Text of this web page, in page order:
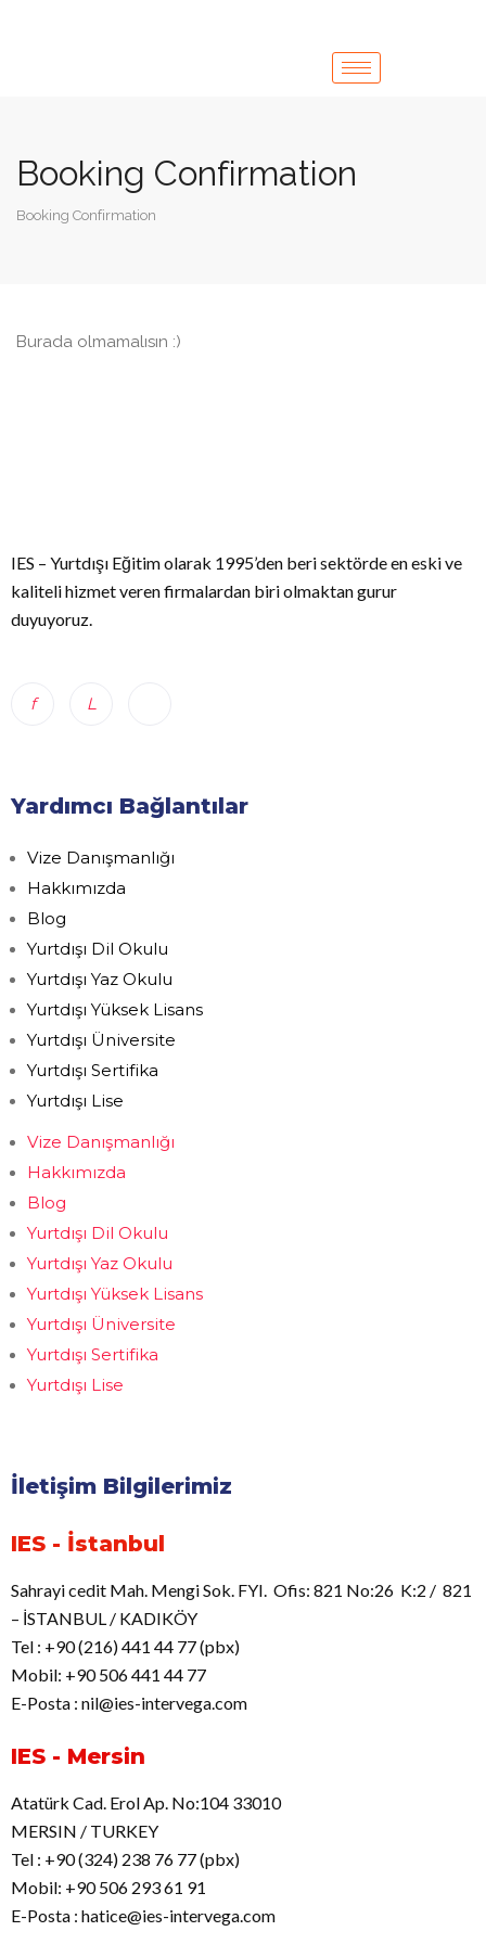
Booking Confirmation
Booking Confirmation
Burada olmamalısın :)
IES – Yurtdışı Eğitim olarak 1995’den beri sektörde en eski ve
kaliteli hizmet veren firmalardan biri olmaktan gurur
duyuyoruz.
Yardımcı Bağlantılar
Vize Danışmanlığı
Hakkımızda
Blog
Yurtdışı Dil Okulu
Yurtdışı Yaz Okulu
Yurtdışı Yüksek Lisans
Yurtdışı Üniversite
Yurtdışı Sertifika
Yurtdışı Lise
Vize Danışmanlığı
Hakkımızda
Blog
Yurtdışı Dil Okulu
Yurtdışı Yaz Okulu
Yurtdışı Yüksek Lisans
Yurtdışı Üniversite
Yurtdışı Sertifika
Yurtdışı Lise
İletişim Bilgilerimiz
IES - İstanbul
Sahrayi cedit Mah. Mengi Sok. FYI. Ofis: 821 No:26 K:2 / 821
– İSTANBUL / KADIKÖY
Tel : +90 (216) 441 44 77 (pbx)
Mobil: +90 506 441 44 77
E-Posta : nil@ies-intervega.com
IES - Mersin
Atatürk Cad. Erol Ap. No:104 33010
MERSIN / TURKEY
Tel : +90 (324) 238 76 77 (pbx)
Mobil: +90 506 293 61 91
E-Posta : hatice@ies-intervega.com